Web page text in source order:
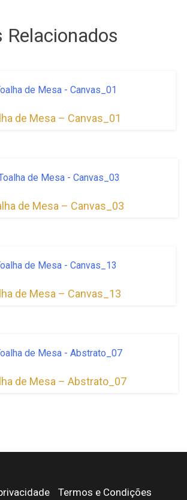
Relacionados
de Mesa – Canvas_01
de Mesa – Canvas_03
de Mesa – Canvas_13
de Mesa – Abstrato_07
Termos e Condições